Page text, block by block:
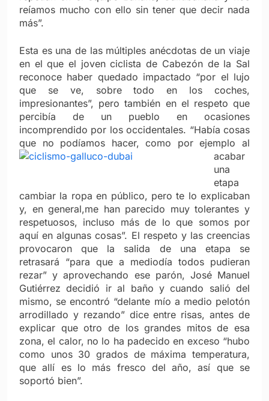
reíamos mucho con ello sin tener que decir nada
más”.
Esta es una de las múltiples anécdotas de un viaje
en el que el joven ciclista de Cabezón de la Sal
reconoce haber quedado impactado “por el lujo
que se ve, sobre todo en los coches,
impresionantes”, pero también en el respeto que
percibía de un pueblo en ocasiones
incomprendido por los occidentales. “Había cosas
que no podíamos hacer, como por ejemplo al
acabar
una
etapa
cambiar la ropa en público, pero te lo explicaban
y, en general,me han parecido muy tolerantes y
respetuosos, incluso más de lo que somos por
aquí en algunas cosas”. El respeto y las creencias
provocaron que la salida de una etapa se
retrasará “para que a mediodía todos pudieran
rezar” y aprovechando ese parón, José Manuel
Gutiérrez decidió ir al baño y cuando salió del
mismo, se encontró “delante mío a medio pelotón
arrodillado y rezando” dice entre risas, antes de
explicar que otro de los grandes mitos de esa
zona, el calor, no lo ha padecido en exceso “hubo
como unos 30 grados de máxima temperatura,
que allí es lo más fresco del año, así que se
soportó bien”.